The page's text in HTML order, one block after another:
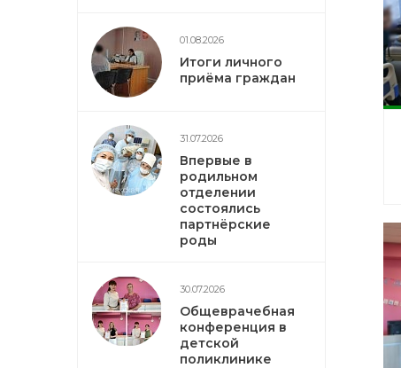
01.08.2026
Итоги личного
приёма граждан
31.07.2026
Впервые в
родильном
отделении
состоялись
партнёрские
роды
30.07.2026
Общеврачебная
конференция в
детской
поликлинике